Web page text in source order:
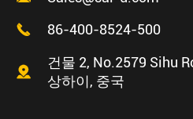

86-400-8524-500

건물 2, No.2579 Sihu
상하이, 중국